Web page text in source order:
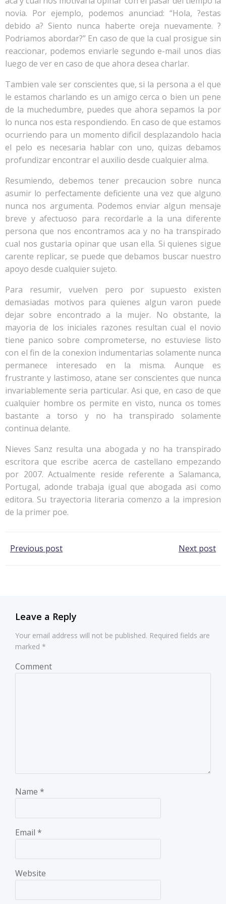
novia. Por ejemplo, podemos anunciad: “Hola, ?estas
debido a? Siento nunca haberte oreja nuevamente. ?
Podri­amos abordar?” En caso de que la cual prosigue sin
reaccionar, podemos enviarle segundo e-mail unos dias
luego de ver en caso de que ahora desea charlar.
Tambien vale ser conscientes que, si la persona a el que
le estamos charlando es un amigo cerca o bien un pene
de la muchedumbre, puedes que ahora sepamos la por
lo nunca nos esta respondiendo. En caso de que estamos
ocurriendo para un momento dificil desplazandolo hacia
el pelo es necesaria hablar con uno, quizas debamos
profundizar encontrar el auxilio desde cualquier alma.
Resumiendo, debemos tener precaucion sobre nunca
asumir lo perfectamente deficiente una vez que alguno
nunca nos argumenta. Podemos enviar algun mensaje
breve y afectuoso para recordarle a la una diferente
persona que nos encontramos aca y no ha transpirado
cual nos gustaria opinar que usan ella. Si quienes sigue
carente replicar, se puede que debamos buscar nuestro
apoyo desde cualquier sujeto.
Para resumir, vuelven pero por supuesto existen
demasiadas motivos para quienes algun varon puede
dejar sobre encontrado a la mujer. No obstante, la
mayori­a de los iniciales razones resultan cual el novio
tiene panico sobre comprometerse, no estuviese listo
con el fin de la conexion indumentarias solamente nunca
permanece interesado en la misma. Aunque es
frustrante y lastimoso, atane ser conscientes que nunca
invariablemente seri­a particular. Asi que, en caso de que
cualquier hombre os permite en visto, nunca os tomes
bastante a torso y no ha transpirado solamente
continua delante.
Nieves Sanz resulta una abogada y no ha transpirado
escritora que escribe acerca de castellano empezando
por 2007. Actualmente reside referente a Salamanca,
Portugal, adonde trabaja igual que abogada asi­ como
editora. Su trayectoria literaria comenzo a la impresion
de la primer poe.
Post
Previous post Next post
Leave a Reply
Your email address will not be published. Required fields are
marked *
Comment
Name *
Email *
Website